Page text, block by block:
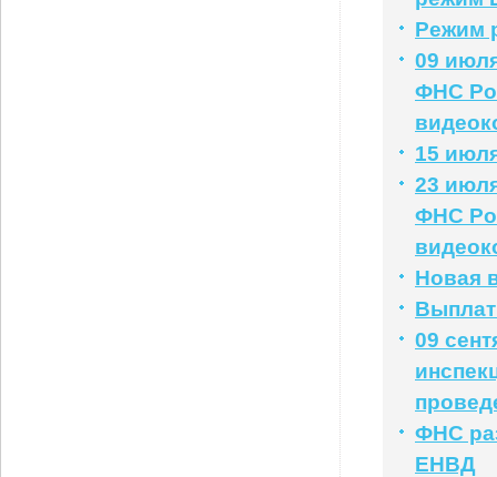
Режим
09
ФНС
15
23
ФНС
Новая
09
ФНС
ЕНВД